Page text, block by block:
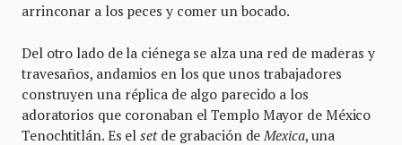
arrinconar a los peces y comer un bocado.
Del otro lado de la ciénega se alza una red de maderas y
travesaños, andamios en los que unos trabajadores
construyen una réplica de algo parecido a los
adoratorios que coronaban el Templo Mayor de México
Tenochtitlán. Es elsetde grabación de Mexica, una